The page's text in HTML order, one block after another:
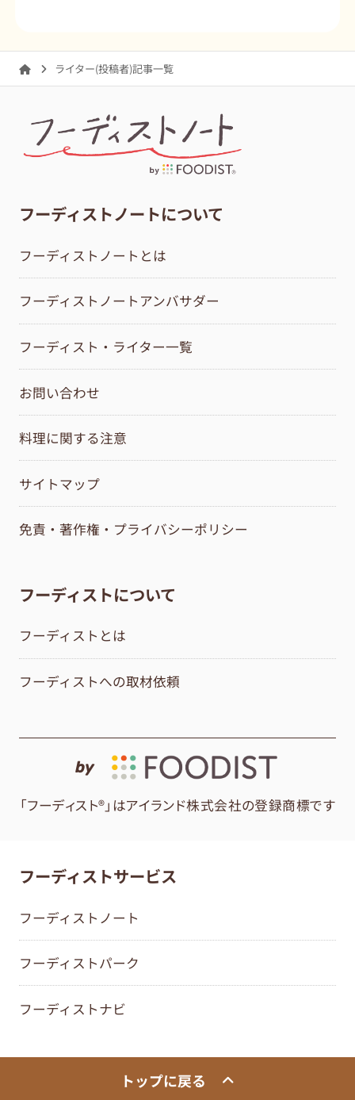
ライター(投稿者)記事一覧
フーディストノートについて
フーディストノートとは
フーディストノートアンバサダー
フーディスト・ライター一覧
お問い合わせ
料理に関する注意
サイトマップ
免責・著作権・プライバシーポリシー
フーディストについて
フーディストとは
フーディストへの取材依頼
by
「フーディスト®」はアイランド株式会社の登録商標です
フーディストサービス
フーディストノート
フーディストパーク
フーディストナビ
トップに戻る